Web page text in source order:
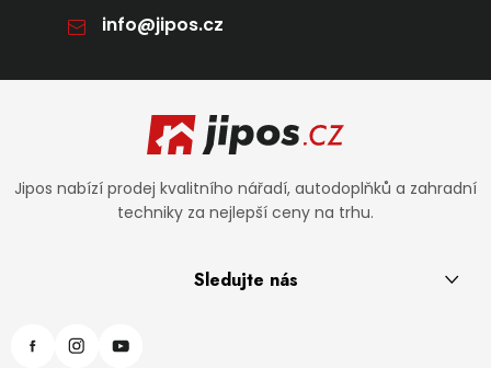
info@jipos.cz
Zápatí
Jipos nabízí prodej kvalitního nářadí, autodoplňků a zahradní
techniky za nejlepší ceny na trhu.
Sledujte nás